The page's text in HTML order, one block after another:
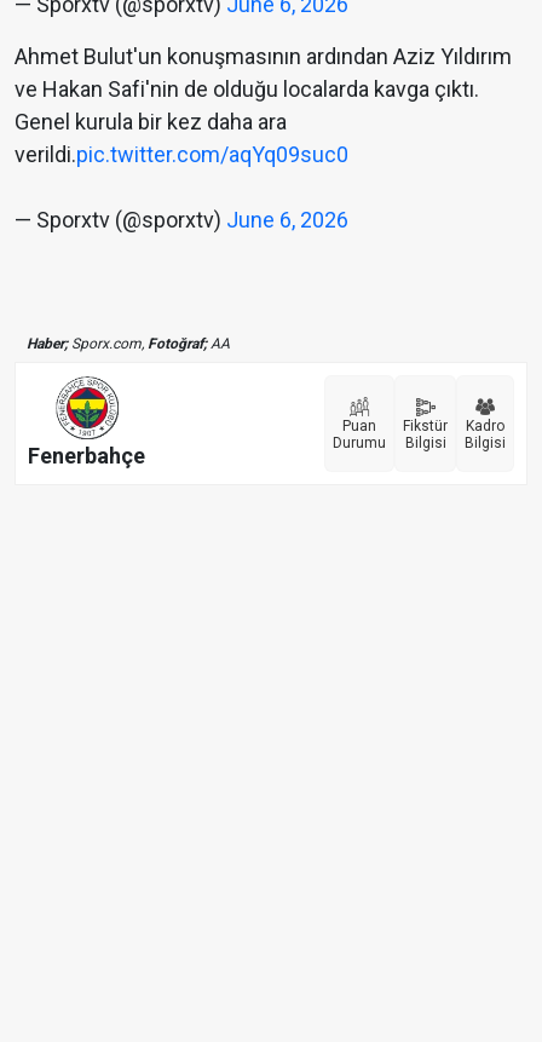
Ahmet Bulut'un konuşmasının ardından Aziz Yıldırım
ve Hakan Safi'nin de olduğu localarda kavga çıktı.
Genel kurula bir kez daha ara
verildi.pic.twitter.com/aqYq09suc0
— Sporxtv (@sporxtv) June 6, 2026
Haber;Sporx.com, Fotoğraf;AA
Fenerbahçe
Puan
Durumu
Fikstür
Bilgisi
Kadro
Bilgisi